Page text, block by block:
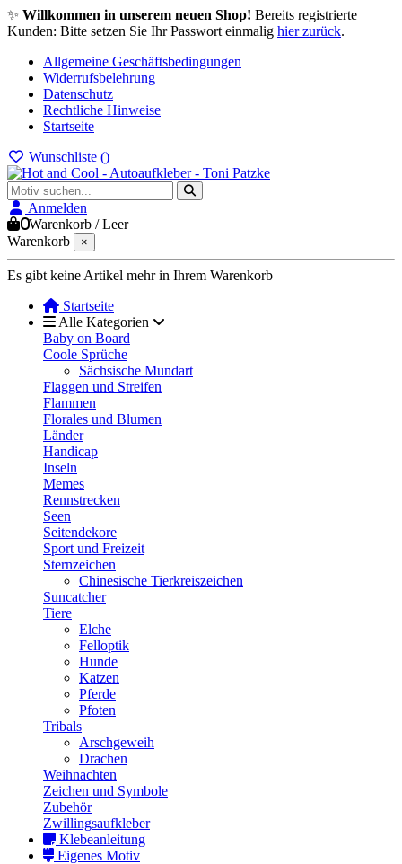
✨ Willkommen in unserem neuen Shop! Bereits registrierte
Kunden: Bitte setzen Sie Ihr Passwort einmalig hier zurück.
Allgemeine Geschäftsbedingungen
Widerrufsbelehrung
Datenschutz
Rechtliche Hinweise
Startseite
Wunschliste ()
Anmelden
0Warenkorb /Leer
Warenkorb
×
Es gibt keine Artikel mehr in Ihrem Warenkorb
Startseite
Alle Kategorien
Baby on Board
Coole Sprüche
Sächsische Mundart
Flaggen und Streifen
Flammen
Florales und Blumen
Länder
Handicap
Inseln
Memes
Rennstrecken
Seen
Seitendekore
Sport und Freizeit
Sternzeichen
Chinesische Tierkreiszeichen
Suncatcher
Tiere
Elche
Felloptik
Hunde
Katzen
Pferde
Pfoten
Tribals
Arschgeweih
Drachen
Weihnachten
Zeichen und Symbole
Zubehör
Zwillingsaufkleber
Klebeanleitung
Eigenes Motiv